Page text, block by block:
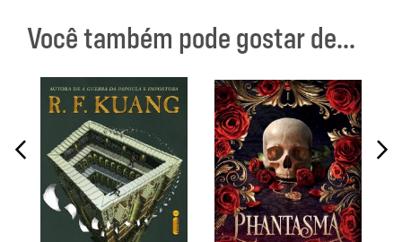
Você também pode gostar de...